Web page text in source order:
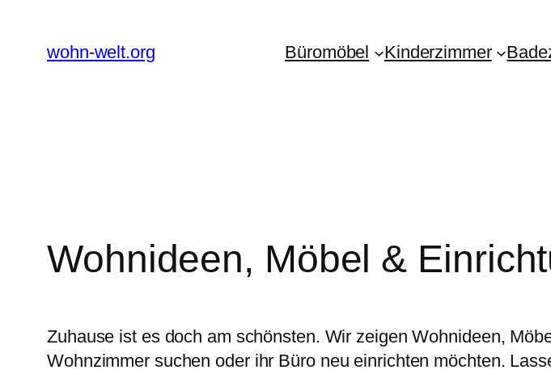
springen
wohn-welt.org Büromöbel Kinderzimmer
Wohnideen, Möbel &
Zuhause ist es doch am schönsten. Wir zeigen Wohnideen,
Wohnzimmer suchen oder ihr Büro neu einrichten möchten.